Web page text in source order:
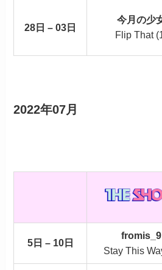
28日 – 03日
今月の少
Flip That
2022年07月
5日 – 10日
fromis_9
Stay This